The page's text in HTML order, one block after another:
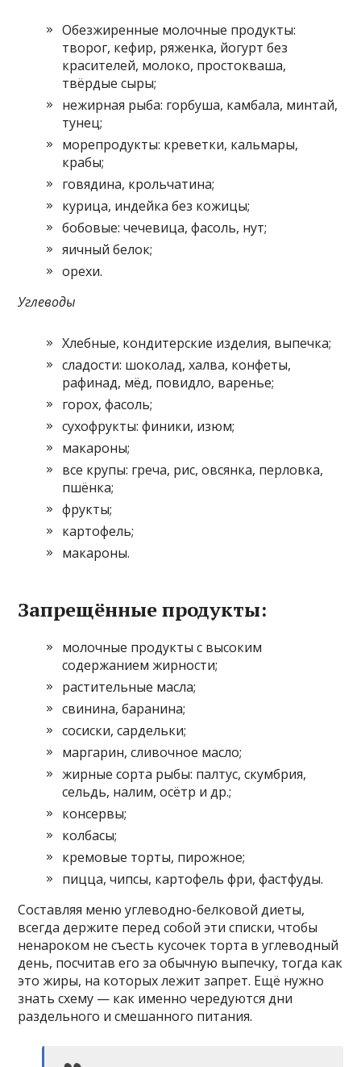
Обезжиренные молочные продукты:
творог, кефир, ряженка, йогурт без
красителей, молоко, простокваша,
твёрдые сыры;
нежирная рыба: горбуша, камбала, минтай,
тунец;
морепродукты: креветки, кальмары,
крабы;
говядина, крольчатина;
курица, индейка без кожицы;
бобовые: чечевица, фасоль, нут;
яичный белок;
орехи.
Углеводы
Хлебные, кондитерские изделия, выпечка;
сладости: шоколад, халва, конфеты,
рафинад, мёд, повидло, варенье;
горох, фасоль;
сухофрукты: финики, изюм;
макароны;
все крупы: греча, рис, овсянка, перловка,
пшёнка;
фрукты;
картофель;
макароны.
Запрещённые продукты:
молочные продукты с высоким
содержанием жирности;
растительные масла;
свинина, баранина;
сосиски, сардельки;
маргарин, сливочное масло;
жирные сорта рыбы: палтус, скумбрия,
сельдь, налим, осётр и др.;
консервы;
колбасы;
кремовые торты, пирожное;
пицца, чипсы, картофель фри, фастфуды.
Составляя меню углеводно-белковой диеты,
всегда держите перед собой эти списки, чтобы
ненароком не съесть кусочек торта в углеводный
день, посчитав его за обычную выпечку, тогда как
это жиры, на которых лежит запрет. Ещё нужно
знать схему — как именно чередуются дни
раздельного и смешанного питания.